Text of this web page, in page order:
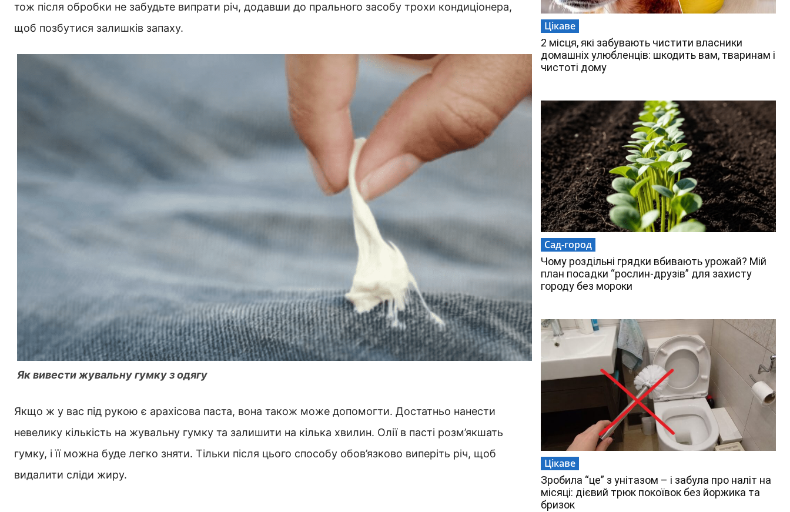
тож після обробки не забудьте випрати річ, додавши до прального засобу трохи кондиціонера,
щоб позбутися залишків запаху.
Як вивести жувальну гумку з одягу
Якщо ж у вас під рукою є арахісова паста, вона також може допомогти. Достатньо нанести
невелику кількість на жувальну гумку та залишити на кілька хвилин. Олії в пасті розм’якшать
гумку, і її можна буде легко зняти. Тільки після цього способу обов’язково виперіть річ, щоб
видалити сліди жиру.
Цікаве
2 місця, які забувають чистити власники
домашніх улюбленців: шкодить вам, тваринам і
чистоті дому
Сад-город
Чому роздільні грядки вбивають урожай? Мій
план посадки “рослин-друзів” для захисту
городу без мороки
Цікаве
Зробила “це” з унітазом – і забула про наліт на
місяці: дієвий трюк покоївок без йоржика та
бризок